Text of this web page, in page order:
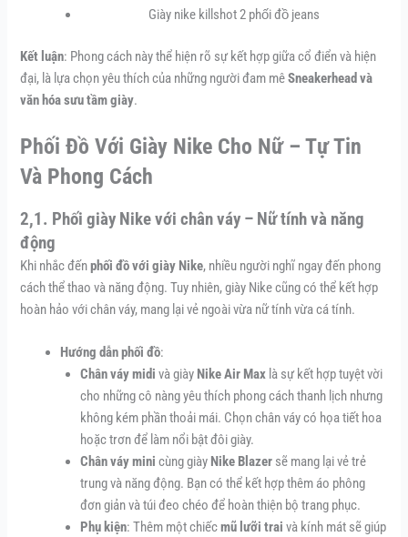
Giày nike killshot 2 phối đồ jeans
Kết luận: Phong cách này thể hiện rõ sự kết hợp giữa cổ điển và hiện
đại, là lựa chọn yêu thích của những người đam mêSneakerhead và
văn hóa sưu tầm giày.
Phối Đồ Với Giày Nike Cho Nữ – Tự Tin
Và Phong Cách
2,1. Phối giày Nike với chân váy – Nữ tính và năng
động
Khi nhắc đếnphối đồ với giày Nike, nhiều người nghĩ ngay đến phong
cách thể thao và năng động. Tuy nhiên, giày Nike cũng có thể kết hợp
hoàn hảo với chân váy, mang lại vẻ ngoài vừa nữ tính vừa cá tính.
Hướng dẫn phối đồ:
Chân váy midi và giày Nike Air Max là sự kết hợp tuyệt vời
cho những cô nàng yêu thích phong cách thanh lịch nhưng
không kém phần thoải mái. Chọn chân váy có họa tiết hoa
hoặc trơn để làm nổi bật đôi giày.
Chân váy mini cùng giày Nike Blazer sẽ mang lại vẻ trẻ
trung và năng động. Bạn có thể kết hợp thêm áo phông
đơn giản và túi đeo chéo để hoàn thiện bộ trang phục.
Phụ kiện: Thêm một chiếcmũ lưỡi trai và kính mát sẽ giúp